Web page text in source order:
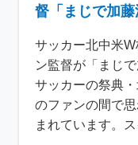
督「まじで加
サッカー北中米
ン監督が「まじ
サッカーの祭典
のファンの間で
まれています。